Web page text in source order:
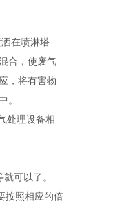
在喷淋塔
合，使废气
，将有害物
。
处理设备相
可以了。
按照相应的倍